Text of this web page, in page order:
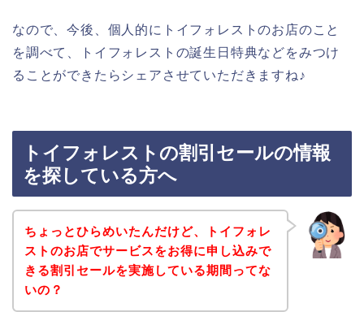
なので、今後、個人的にトイフォレストのお店のこと
を調べて、トイフォレストの誕生日特典などをみつけ
ることができたらシェアさせていただきますね♪
トイフォレストの割引セールの情報
を探している方へ
ちょっとひらめいたんだけど、トイフォレ
ストのお店でサービスをお得に申し込みで
きる割引セールを実施している期間ってな
いの？